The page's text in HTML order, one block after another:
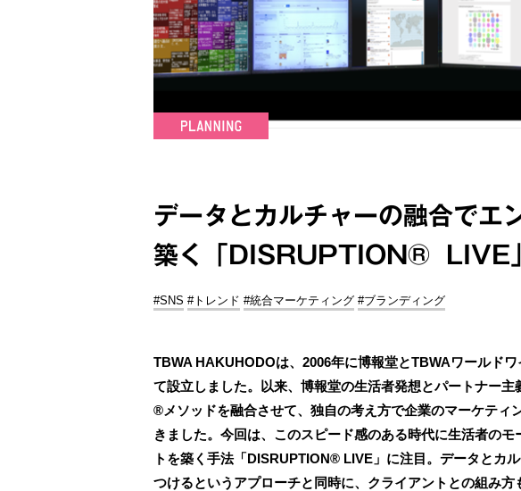
データとカルチャーの融合でエ
築く「DISRUPTION® LIVE」
#SNS #トレンド #統合マーケティング #ブランディング
TBWA HAKUHODOは、2006年に博報堂とTBWAワールド
て設立しました。以来、博報堂の生活者発想とパートナー
®メソッドを融合させて、独自の考え方で企業のマーケティ
きました。今回は、このスピード感のある時代に生活者の
トを築く手法「DISRUPTION® LIVE」に注目。データとカ
つけるというアプローチと同時に、クライアントとの組み方